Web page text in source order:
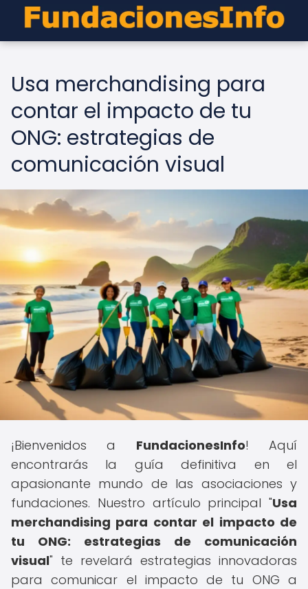
Usa merchandising para
contar el impacto de tu
ONG: estrategias de
comunicación visual
¡Bienvenidos a FundacionesInfo! Aquí
encontrarás la guía definitiva en el
apasionante mundo de las asociaciones y
fundaciones. Nuestro artículo principal "Usa
merchandising para contar el impacto de
tu ONG: estrategias de comunicación
visual" te revelará estrategias innovadoras
para comunicar el impacto de tu ONG a